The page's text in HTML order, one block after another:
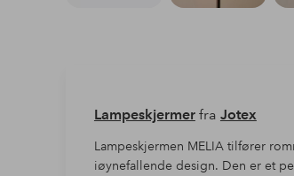
Lampeskjermerfra Jotex
Lampeskjermen MELIA tilfører
iøynefallende design. Den er et